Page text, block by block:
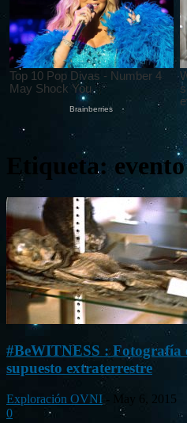
Etiqueta:
#BeWITNESS : Fotografía
supuesto extraterrestre
Exploración OVNI
May 6, 2015
0